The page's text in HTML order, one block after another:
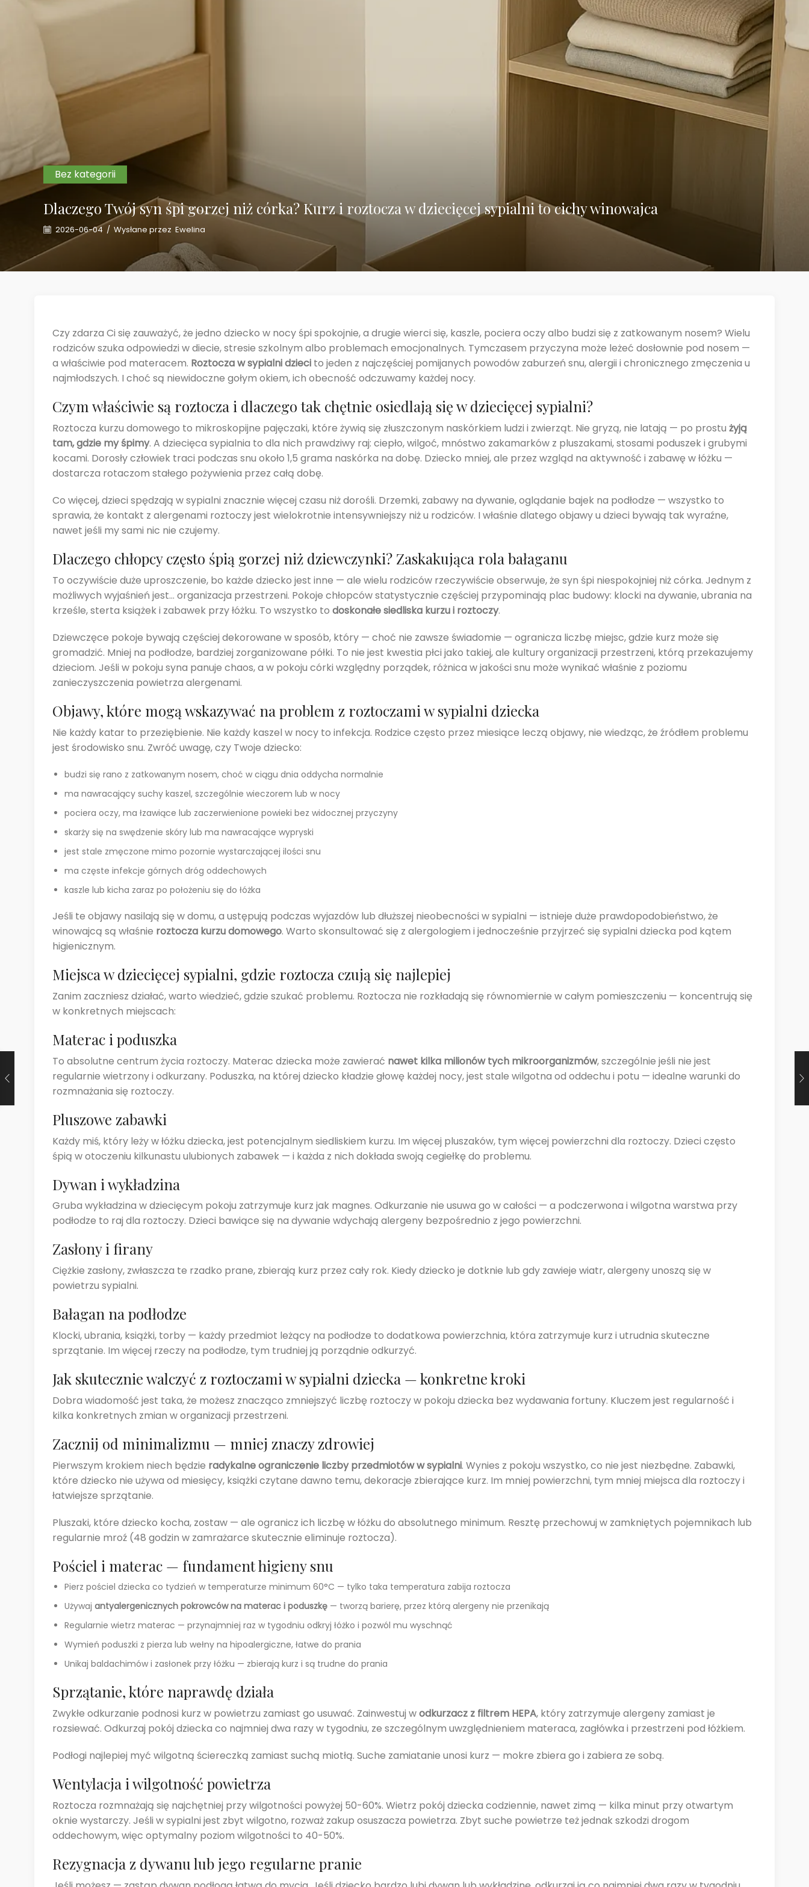
Bez kategorii
Dlaczego Twój syn śpi gorzej niż córka? Kurz i roztocza w dziecięcej sypialni to cichy winowajca
2026-06-04 / Wysłane przez Ewelina
Czy zdarza Ci się zauważyć, że jedno dziecko w nocy śpi spokojnie, a drugie wierci się, kaszle, pociera oczy albo budzi się z zatkowanym nosem? Wielu
rodziców szuka odpowiedzi w diecie, stresie szkolnym albo problemach emocjonalnych. Tymczasem przyczyna może leżeć dosłownie pod nosem —
a właściwie pod materacem. Roztocza w sypialni dzieci to jeden z najczęściej pomijanych powodów zaburzeń snu, alergii i chronicznego zmęczenia u
najmłodszych. I choć są niewidoczne gołym okiem, ich obecność odczuwamy każdej nocy.
Czym właściwie są roztocza i dlaczego tak chętnie osiedlają się w dziecięcej sypialni?
Roztocza kurzu domowego to mikroskopijne pajęczaki, które żywią się złuszczonym naskórkiem ludzi i zwierząt. Nie gryzą, nie latają — po prostu żyją
tam, gdzie my śpimy. A dziecięca sypialnia to dla nich prawdziwy raj: ciepło, wilgoć, mnóstwo zakamarków z pluszakami, stosami poduszek i grubymi
kocami. Dorosły człowiek traci podczas snu około 1,5 grama naskórka na dobę. Dziecko mniej, ale przez wzgląd na aktywność i zabawę w łóżku —
dostarcza rotaczom stałego pożywienia przez całą dobę.
Co więcej, dzieci spędzają w sypialni znacznie więcej czasu niż dorośli. Drzemki, zabawy na dywanie, oglądanie bajek na podłodze — wszystko to
sprawia, że kontakt z alergenami roztoczy jest wielokrotnie intensywniejszy niż u rodziców. I właśnie dlatego objawy u dzieci bywają tak wyraźne,
nawet jeśli my sami nic nie czujemy.
Dlaczego chłopcy często śpią gorzej niż dziewczynki? Zaskakująca rola bałaganu
To oczywiście duże uproszczenie, bo każde dziecko jest inne — ale wielu rodziców rzeczywiście obserwuje, że syn śpi niespokojniej niż córka. Jednym z
możliwych wyjaśnień jest… organizacja przestrzeni. Pokoje chłopców statystycznie częściej przypominają plac budowy: klocki na dywanie, ubrania na
krześle, sterta książek i zabawek przy łóżku. To wszystko to doskonałe siedliska kurzu i roztoczy.
Dziewczęce pokoje bywają częściej dekorowane w sposób, który — choć nie zawsze świadomie — ogranicza liczbę miejsc, gdzie kurz może się
gromadzić. Mniej na podłodze, bardziej zorganizowane półki. To nie jest kwestia płci jako takiej, ale kultury organizacji przestrzeni, którą przekazujemy
dzieciom. Jeśli w pokoju syna panuje chaos, a w pokoju córki względny porządek, różnica w jakości snu może wynikać właśnie z poziomu
zanieczyszczenia powietrza alergenami.
Objawy, które mogą wskazywać na problem z roztoczami w sypialni dziecka
Nie każdy katar to przeziębienie. Nie każdy kaszel w nocy to infekcja. Rodzice często przez miesiące leczą objawy, nie wiedząc, że źródłem problemu
jest środowisko snu. Zwróć uwagę, czy Twoje dziecko:
budzi się rano z zatkowanym nosem, choć w ciągu dnia oddycha normalnie
ma nawracający suchy kaszel, szczególnie wieczorem lub w nocy
pociera oczy, ma łzawiące lub zaczerwienione powieki bez widocznej przyczyny
skarży się na swędzenie skóry lub ma nawracające wypryski
jest stale zmęczone mimo pozornie wystarczającej ilości snu
ma częste infekcje górnych dróg oddechowych
kaszle lub kicha zaraz po położeniu się do łóżka
Jeśli te objawy nasilają się w domu, a ustępują podczas wyjazdów lub dłuższej nieobecności w sypialni — istnieje duże prawdopodobieństwo, że
winowajcą są właśnie roztocza kurzu domowego. Warto skonsultować się z alergologiem i jednocześnie przyjrzeć się sypialni dziecka pod kątem
higienicznym.
Miejsca w dziecięcej sypialni, gdzie roztocza czują się najlepiej
Zanim zaczniesz działać, warto wiedzieć, gdzie szukać problemu. Roztocza nie rozkładają się równomiernie w całym pomieszczeniu — koncentrują się
w konkretnych miejscach:
Materac i poduszka
To absolutne centrum życia roztoczy. Materac dziecka może zawierać nawet kilka milionów tych mikroorganizmów, szczególnie jeśli nie jest
regularnie wietrzony i odkurzany. Poduszka, na której dziecko kładzie głowę każdej nocy, jest stale wilgotna od oddechu i potu — idealne warunki do
rozmnażania się roztoczy.
Pluszowe zabawki
Każdy miś, który leży w łóżku dziecka, jest potencjalnym siedliskiem kurzu. Im więcej pluszaków, tym więcej powierzchni dla roztoczy. Dzieci często
śpią w otoczeniu kilkunastu ulubionych zabawek — i każda z nich dokłada swoją cegiełkę do problemu.
Dywan i wykładzina
Gruba wykładzina w dziecięcym pokoju zatrzymuje kurz jak magnes. Odkurzanie nie usuwa go w całości — a podczerwona i wilgotna warstwa przy
podłodze to raj dla roztoczy. Dzieci bawiące się na dywanie wdychają alergeny bezpośrednio z jego powierzchni.
Zasłony i firany
Ciężkie zasłony, zwłaszcza te rzadko prane, zbierają kurz przez cały rok. Kiedy dziecko je dotknie lub gdy zawieje wiatr, alergeny unoszą się w
powietrzu sypialni.
Bałagan na podłodze
Klocki, ubrania, książki, torby — każdy przedmiot leżący na podłodze to dodatkowa powierzchnia, która zatrzymuje kurz i utrudnia skuteczne
sprzątanie. Im więcej rzeczy na podłodze, tym trudniej ją porządnie odkurzyć.
Jak skutecznie walczyć z roztoczami w sypialni dziecka — konkretne kroki
Dobra wiadomość jest taka, że możesz znacząco zmniejszyć liczbę roztoczy w pokoju dziecka bez wydawania fortuny. Kluczem jest regularność i
kilka konkretnych zmian w organizacji przestrzeni.
Zacznij od minimalizmu — mniej znaczy zdrowiej
Pierwszym krokiem niech będzie radykalne ograniczenie liczby przedmiotów w sypialni. Wynies z pokoju wszystko, co nie jest niezbędne. Zabawki,
które dziecko nie używa od miesięcy, książki czytane dawno temu, dekoracje zbierające kurz. Im mniej powierzchni, tym mniej miejsca dla roztoczy i
łatwiejsze sprzątanie.
Pluszaki, które dziecko kocha, zostaw — ale ogranicz ich liczbę w łóżku do absolutnego minimum. Resztę przechowuj w zamkniętych pojemnikach lub
regularnie mroź (48 godzin w zamrażarce skutecznie eliminuje roztocza).
Pościel i materac — fundament higieny snu
Pierz pościel dziecka co tydzień w temperaturze minimum 60°C — tylko taka temperatura zabija roztocza
Używaj antyalergenicznych pokrowców na materac i poduszkę — tworzą barierę, przez którą alergeny nie przenikają
Regularnie wietrz materac — przynajmniej raz w tygodniu odkryj łóżko i pozwól mu wyschnąć
Wymień poduszki z pierza lub wełny na hipoalergiczne, łatwe do prania
Unikaj baldachimów i zasłonek przy łóżku — zbierają kurz i są trudne do prania
Sprzątanie, które naprawdę działa
Zwykłe odkurzanie podnosi kurz w powietrzu zamiast go usuwać. Zainwestuj wodkurzacz z filtrem HEPA, który zatrzymuje alergeny zamiast je
rozsiewać. Odkurzaj pokój dziecka co najmniej dwa razy w tygodniu, ze szczególnym uwzględnieniem materaca, zagłówka i przestrzeni pod łóżkiem.
Podłogi najlepiej myć wilgotną ściereczką zamiast suchą miotłą. Suche zamiatanie unosi kurz — mokre zbiera go i zabiera ze sobą.
Wentylacja i wilgotność powietrza
Roztocza rozmnażają się najchętniej przy wilgotności powyżej 50-60%. Wietrz pokój dziecka codziennie, nawet zimą — kilka minut przy otwartym
oknie wystarczy. Jeśli w sypialni jest zbyt wilgotno, rozważ zakup osuszacza powietrza. Zbyt suche powietrze też jednak szkodzi drogom
oddechowym, więc optymalny poziom wilgotności to 40-50%.
Rezygnacja z dywanu lub jego regularne pranie